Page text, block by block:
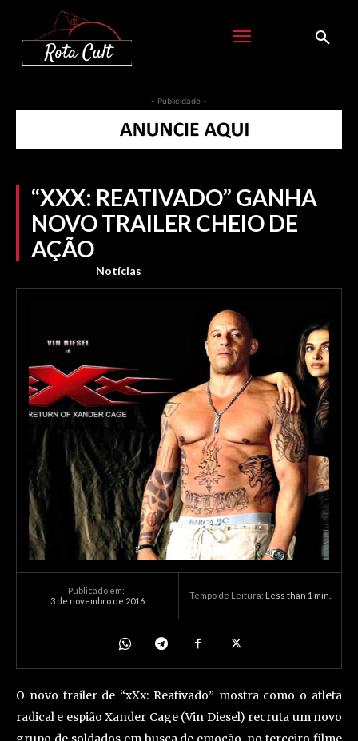
- Publicidade -
“XXX: REATIVADO” GANHA
NOVO TRAILER CHEIO DE
AÇÃO
Notícias
Publicado em:
3 de novembro de 2016
Tempo de Leitura: Less than 1 min.
O novo trailer de “xXx: Reativado” mostra como o atleta
radical e espião Xander Cage (Vin Diesel) recruta um novo